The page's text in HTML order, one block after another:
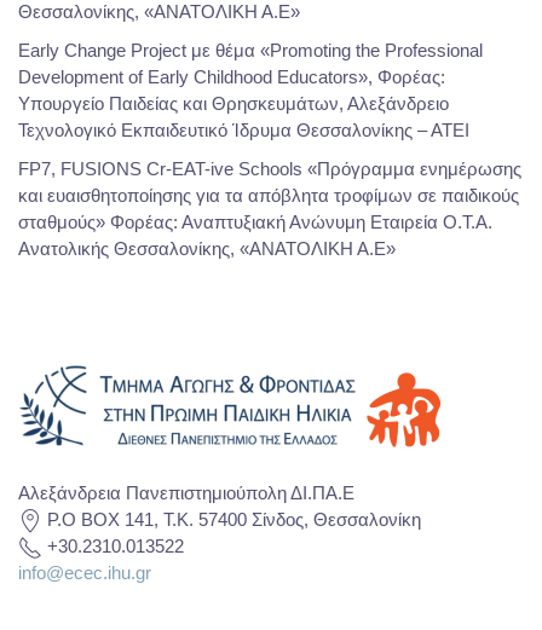
Θεσσαλονίκης, «ΑΝΑΤΟΛΙΚΗ Α.Ε»
Early Change Project με θέμα «Promoting the Professional
Development of Early Childhood Educators», Φορέας:
Υπουργείο Παιδείας και Θρησκευμάτων, Αλεξάνδρειο
Τεχνολογικό Εκπαιδευτικό Ίδρυμα Θεσσαλονίκης – ΑΤΕΙ
FP7, FUSIONS Cr-EAT-ive Schools «Πρόγραμμα ενημέρωσης
και ευαισθητοποίησης για τα απόβλητα τροφίμων σε παιδικούς
σταθμούς» Φορέας: Αναπτυξιακή Ανώνυμη Εταιρεία Ο.Τ.Α.
Ανατολικής Θεσσαλονίκης, «ΑΝΑΤΟΛΙΚΗ Α.Ε»
Αλεξάνδρεια Πανεπιστημιούπολη ΔΙ.ΠΑ.Ε
P.O BOX 141, T.K. 57400 Σίνδος, Θεσσαλονίκη
+30.2310.013522
info@ecec.ihu.gr